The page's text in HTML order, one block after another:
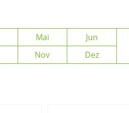
Mai
Jun
Nov Dez